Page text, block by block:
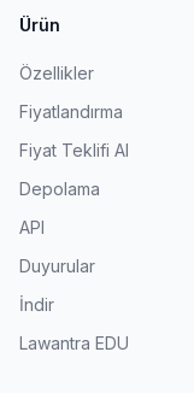
Ürün
Özellikler
Fiyatlandırma
Fiyat Teklifi Al
Depolama
API
Duyurular
İndir
Lawantra EDU